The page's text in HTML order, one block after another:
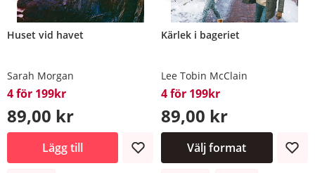
Huset vid havet
Sarah Morgan
4 för 199kr
89,00 kr
Lägg till
Kärlek i bageriet
Lee Tobin McClain
4 för 199kr
89,00 kr
Välj format